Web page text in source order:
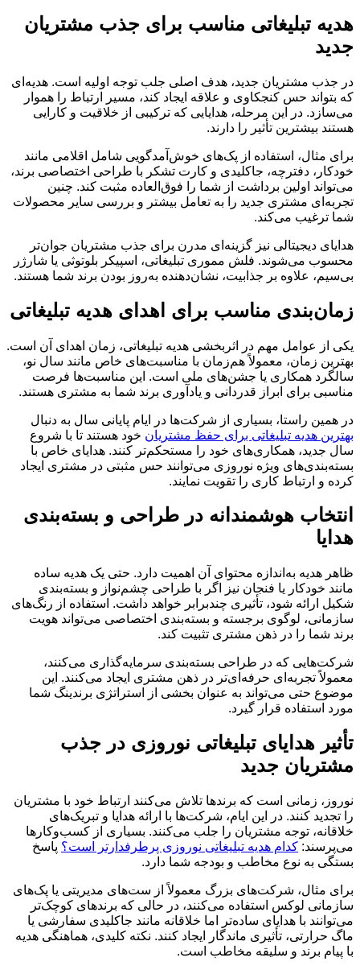
هدیه تبلیغاتی مناسب برای جذب مشتریان
جدید
در جذب مشتریان جدید، هدف اصلی جلب توجه اولیه است. هدیه‌ای
که بتواند حس کنجکاوی و علاقه ایجاد کند، مسیر ارتباط را هموار
می‌سازد. در این مرحله، هدایایی که ترکیبی از خلاقیت و کارایی
هستند بیشترین تأثیر را دارند.
برای مثال، استفاده از پک‌های خوش‌آمدگویی شامل اقلامی مانند
خودکار، دفترچه، جاکلیدی و کارت تشکر با طراحی اختصاصی برند،
می‌تواند اولین برداشت از شما را فوق‌العاده مثبت کند. چنین
تجربه‌ای مشتری جدید را به تعامل بیشتر و بررسی سایر محصولات
شما ترغیب می‌کند.
هدایای دیجیتالی نیز گزینه‌ای مدرن برای جذب مشتریان جوان‌تر
محسوب می‌شوند. فلش مموری تبلیغاتی، اسپیکر بلوتوثی یا شارژر
بی‌سیم، علاوه بر جذابیت، نشان‌دهنده به‌روز بودن برند شما هستند.
زمان‌بندی مناسب برای اهدای هدیه تبلیغاتی
یکی از عوامل مهم در اثربخشی هدیه تبلیغاتی، زمان اهدای آن است.
بهترین زمان، معمولاً هم‌زمان با مناسبت‌های خاص مانند سال نو،
سالگرد همکاری یا جشن‌های ملی است. این مناسبت‌ها فرصت
مناسبی برای ابراز قدردانی و یادآوری برند شما به مشتری هستند.
در همین راستا، بسیاری از شرکت‌ها در ایام پایانی سال به دنبال
بهترین هدیه تبلیغاتی برای حفظ مشتریان خود هستند تا با شروع
سال جدید، همکاری‌های خود را مستحکم‌تر کنند. هدایای خاص با
بسته‌بندی‌های ویژه نوروزی می‌توانند حس مثبتی در مشتری ایجاد
کرده و ارتباط کاری را تقویت نمایند.
انتخاب هوشمندانه در طراحی و بسته‌بندی
هدایا
ظاهر هدیه به‌اندازه محتوای آن اهمیت دارد. حتی یک هدیه ساده
مانند خودکار یا فنجان نیز اگر با طراحی چشم‌نواز و بسته‌بندی
شکیل ارائه شود، تأثیری چندبرابر خواهد داشت. استفاده از رنگ‌های
سازمانی، لوگوی برجسته و بسته‌بندی اختصاصی می‌تواند هویت
برند شما را در ذهن مشتری تثبیت کند.
شرکت‌هایی که در طراحی بسته‌بندی سرمایه‌گذاری می‌کنند،
معمولاً تجربه‌ای حرفه‌ای‌تر در ذهن مشتری ایجاد می‌کنند. این
موضوع حتی می‌تواند به عنوان بخشی از استراتژی برندینگ شما
مورد استفاده قرار گیرد.
تأثیر هدایای تبلیغاتی نوروزی در جذب
مشتریان جدید
نوروز، زمانی است که برندها تلاش می‌کنند ارتباط خود با مشتریان
را تجدید کنند. در این ایام، شرکت‌ها با ارائه هدایا و تبریک‌های
خلاقانه، توجه مشتریان را جلب می‌کنند. بسیاری از کسب‌وکارها
می‌پرسند: کدام هدیه تبلیغاتی نوروزی پرطرفدارتر است؟ پاسخ
بستگی به نوع مخاطب و بودجه شما دارد.
برای مثال، شرکت‌های بزرگ معمولاً از ست‌های مدیریتی یا پک‌های
سازمانی لوکس استفاده می‌کنند، در حالی که برندهای کوچک‌تر
می‌توانند با هدایای ساده‌تر اما خلاقانه مانند جاکلیدی سفارشی یا
ماگ حرارتی، تأثیری ماندگار ایجاد کنند. نکته کلیدی، هماهنگی هدیه
با پیام برند و سلیقه مخاطب است.